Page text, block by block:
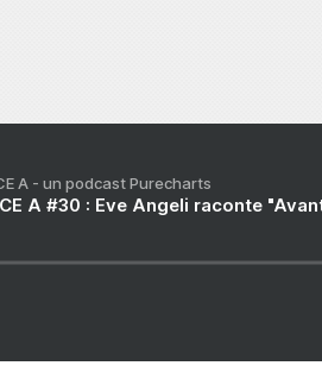
A - un podcast Purecharts
A #30 : Eve Angeli raconte